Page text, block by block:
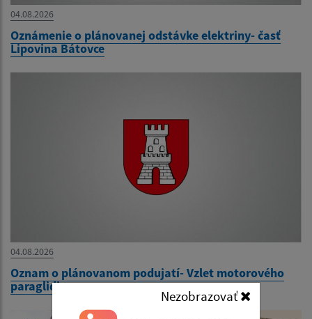
Nezobrazovať
04.08.2026
Oznámenie o plánovanej odstávke elektriny- časť
Lipovina Bátovce
04.08.2026
Oznam o plánovanom podujatí- Vzlet motorového
paraglidingu